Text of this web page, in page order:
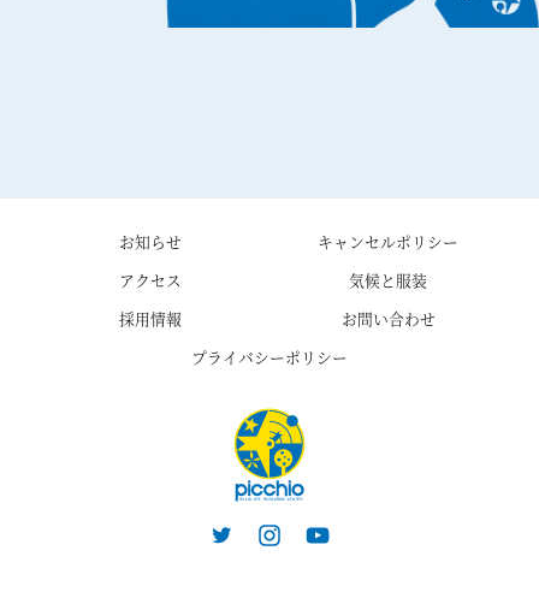
お知らせ
キャンセルポリシー
アクセス
気候と服装
採用情報
お問い合わせ
プライバシーポリシー